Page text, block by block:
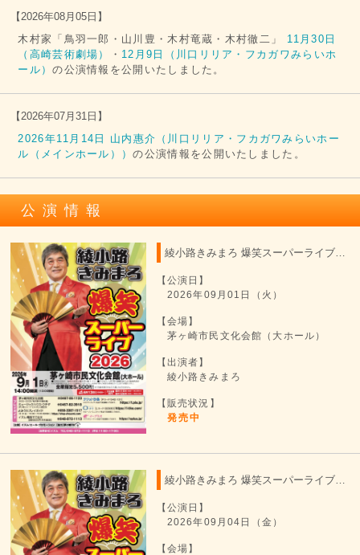
【 2026年08月05日 】
木村家「鳥羽一郎・山川豊・木村竜蔵・木村徹二」 11月30日
（高崎芸術劇場）
・ 12月9日（川口リリア・フカガワみらいホ
ール）の公演情報を公開いたしました。
【 2026年07月31日 】
2026年11月14日 山内惠介（川口リリア・フカガワみらいホー
ル（メインホール））の公演情報を公開いたしました。
公演情報
綾小路きみまろ 爆笑スーパーライブ 2026
【公演日】
2026年09月01日（火）
【会場】
茅ヶ崎市民文化会館（大ホール）
【出演者】
綾小路きみまろ
【販売状況】
発売中
綾小路きみまろ 爆笑スーパーライブ 2026
【公演日】
2026年09月04日（金）
【会場】